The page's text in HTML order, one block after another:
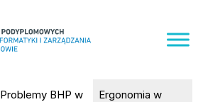
Problemy BHP w
Ergonomia w